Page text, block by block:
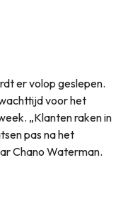
er volop geslepen.
voor het
„Klanten raken in
pas na het
Chano Waterman.